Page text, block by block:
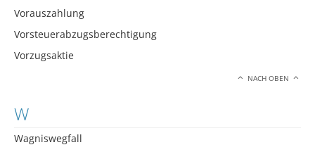
Vorauszahlung
Vorsteuerabzugsberechtigung
Vorzugsaktie
NACH OBEN
W
Wagniswegfall